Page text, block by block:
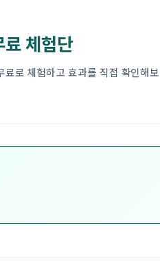
체험단
로 체험하고 효과를 직접 확인해